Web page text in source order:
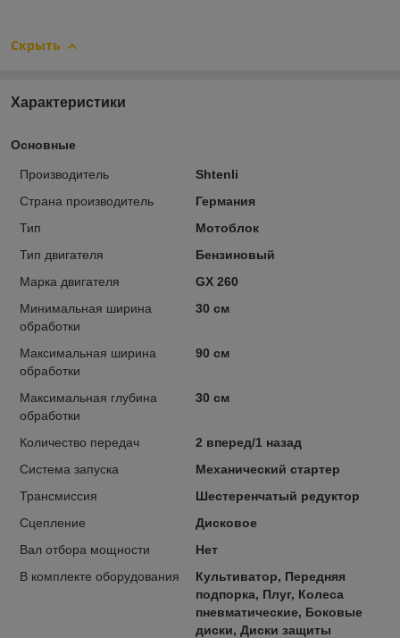
Скрыть
Характеристики
Основные
Производитель
Shtenli
Страна производитель
Германия
Тип
Мотоблок
Тип двигателя
Бензиновый
Марка двигателя
GX 260
Минимальная ширина
обработки
30 см
Максимальная ширина
обработки
90 см
Максимальная глубина
обработки
30 см
Количество передач
2 вперед/1 назад
Система запуска
Механический стартер
Трансмиссия
Шестеренчатый редуктор
Сцепление
Дисковое
Вал отбора мощности
Нет
В комплекте оборудования
Культиватор, Передняя
подпорка, Плуг, Колеса
пневматические, Боковые
диски, Диски защиты